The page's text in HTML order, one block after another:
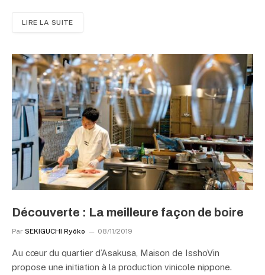
LIRE LA SUITE
Découverte : La meilleure façon de boire
Par SEKIGUCHI Ryôko 08/11/2019
Au cœur du quartier d’Asakusa, Maison de IsshoVin
propose une initiation à la production vinicole nippone.